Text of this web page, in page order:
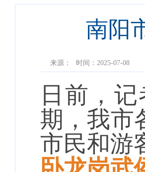
南阳
来源： 时间：2025-07-08
日前，
期，我市
市民和游